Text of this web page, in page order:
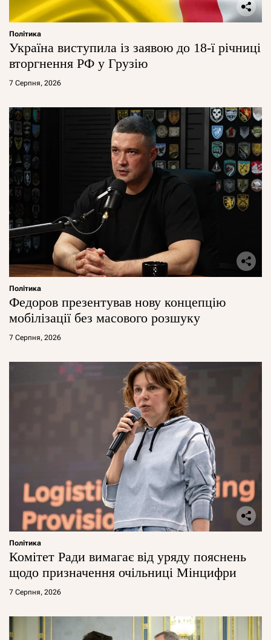
Політика
Україна виступила із заявою до 18-ї річниці
вторгнення РФ у Грузію
7 Серпня, 2026
Політика
Федоров презентував нову концепцію
мобілізації без масового розшуку
7 Серпня, 2026
Політика
Комітет Ради вимагає від уряду пояснень
щодо призначення очільниці Мінцифри
7 Серпня, 2026